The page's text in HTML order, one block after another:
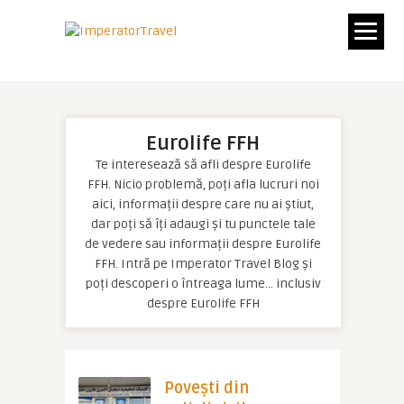
Eurolife FFH
Te interesează să afli despre Eurolife
FFH. Nicio problemă, poți afla lucruri noi
aici, informații despre care nu ai știut,
dar poți să îți adaugi și tu punctele tale
de vedere sau informații despre Eurolife
FFH. Intră pe Imperator Travel Blog și
poți descoperi o întreaga lume… inclusiv
despre Eurolife FFH
Povești din